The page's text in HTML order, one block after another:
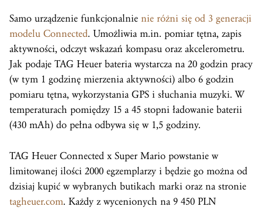
Samo urządzenie funkcjonalnie nie różni się od 3 generacji
modelu Connected. Umożliwia m.in. pomiar tętna, zapis
aktywności, odczyt wskazań kompasu oraz akcelerometru.
Jak podaje TAG Heuer bateria wystarcza na 20 godzin pracy
(w tym 1 godzinę mierzenia aktywności) albo 6 godzin
pomiaru tętna, wykorzystania GPS i słuchania muzyki. W
temperaturach pomiędzy 15 a 45 stopni ładowanie baterii
(430 mAh) do pełna odbywa się w 1,5 godziny.
TAG Heuer Connected x Super Mario powstanie w
limitowanej ilości 2000 egzemplarzy i będzie go można od
dzisiaj kupić w wybranych butikach marki oraz na stronie
tagheuer.com. Każdy z wycenionych na 9 450 PLN